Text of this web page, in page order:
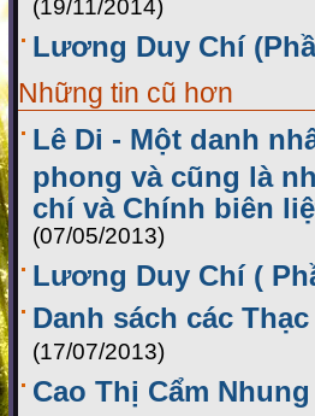
(19/11/2014)
Lương Duy Chí
Những tin cũ hơn
Lê Di - Một danh
phong và cũng là
chí và Chính biên
(07/05/2013)
Lương Duy Chí (
Danh sách các
(17/07/2013)
Cao Thị Cẩm Nhung